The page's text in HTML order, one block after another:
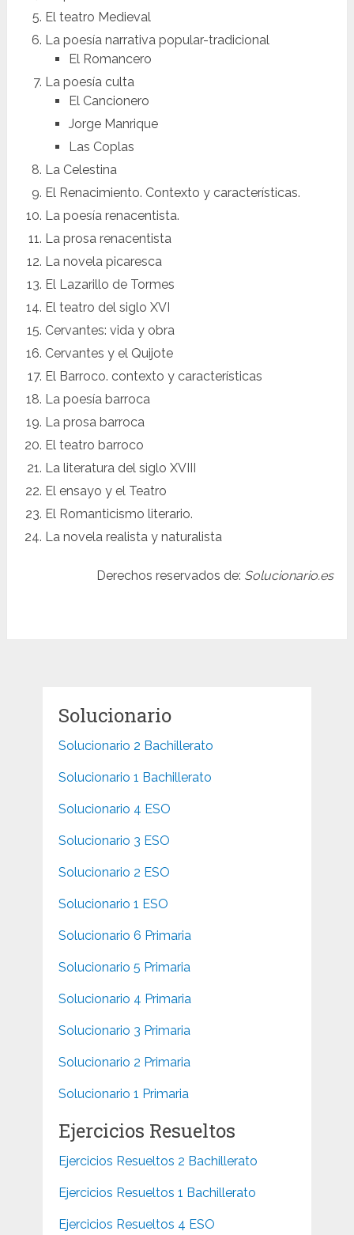
El teatro Medieval
La poesía narrativa popular-tradicional
El Romancero
La poesía culta
El Cancionero
Jorge Manrique
Las Coplas
La Celestina
El Renacimiento. Contexto y características.
La poesía renacentista.
La prosa renacentista
La novela picaresca
El Lazarillo de Tormes
El teatro del siglo XVI
Cervantes: vida y obra
Cervantes y el Quijote
El Barroco. contexto y características
La poesía barroca
La prosa barroca
El teatro barroco
La literatura del siglo XVIII
El ensayo y el Teatro
El Romanticismo literario.
La novela realista y naturalista
Derechos reservados de: Solucionario.es
Solucionario
Solucionario 2 Bachillerato
Solucionario 1 Bachillerato
Solucionario 4 ESO
Solucionario 3 ESO
Solucionario 2 ESO
Solucionario 1 ESO
Solucionario 6 Primaria
Solucionario 5 Primaria
Solucionario 4 Primaria
Solucionario 3 Primaria
Solucionario 2 Primaria
Solucionario 1 Primaria
Ejercicios Resueltos
Ejercicios Resueltos 2 Bachillerato
Ejercicios Resueltos 1 Bachillerato
Ejercicios Resueltos 4 ESO